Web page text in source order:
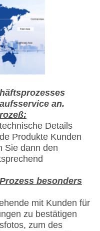
an.
Details
Produkte Kunden
Sie dann den
besonders
mit Kunden für
zu bestätigen
zum des